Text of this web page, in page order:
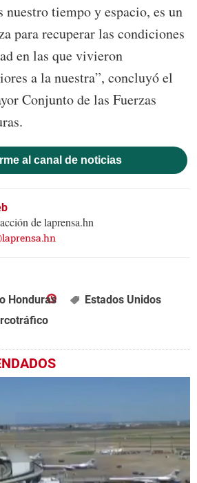
nuestro tiempo y espacio, es un
para recuperar las condiciones
en las que vivieron
a la nuestra”, concluyó el
Conjunto de las Fuerzas
al canal de noticias
de laprensa.hn
Honduras
Estados Unidos